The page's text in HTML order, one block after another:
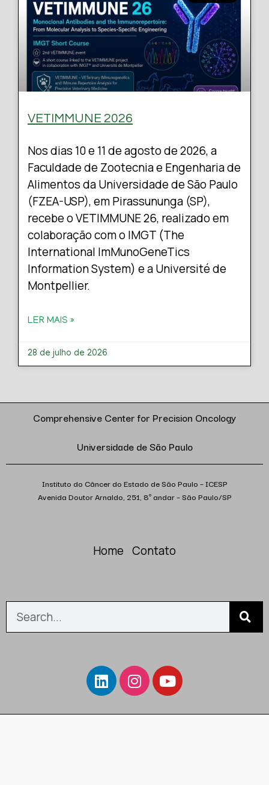
VETIMMUNE 2026
Nos dias 10 e 11 de agosto de 2026, a
Faculdade de Zootecnia e Engenharia de
Alimentos da Universidade de São Paulo
(FZEA-USP), em Pirassununga (SP),
recebe o VETIMMUNE 26, realizado em
colaboração com o IMGT (The
International ImMunoGeneTics
Information System) e a Université de
Montpellier.
LER MAIS »
28 de julho de 2026
Comprehensive Center for Precision Oncology
Universidade de São Paulo
Instituto do Câncer do Estado de São Paulo – ICESP
Avenida Doutor Arnaldo, 251, 8º andar – São Paulo/SP
Home Contato